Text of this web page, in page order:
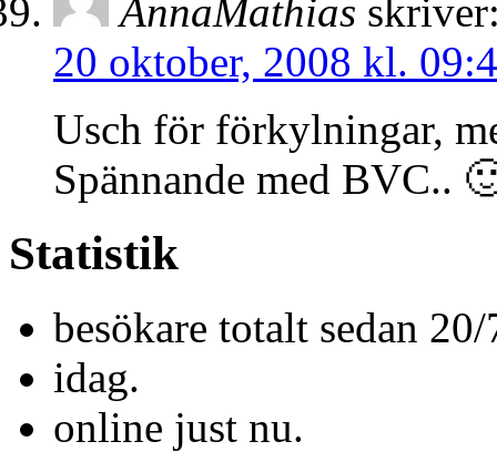
AnnaMathias
20 oktober, 2008 kl.
Usch för förkylningar,
Spännande med BVC..
Statistik
besökare totalt sedan
idag.
online just nu.